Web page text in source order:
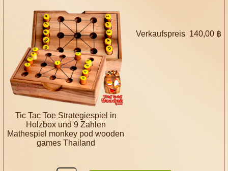
Tic Tac Toe Strategiespiel in
Holzbox und 9 Zahlen
Mathespiel monkey pod wooden
games Thailand
Verkaufspreis 140,00 ฿